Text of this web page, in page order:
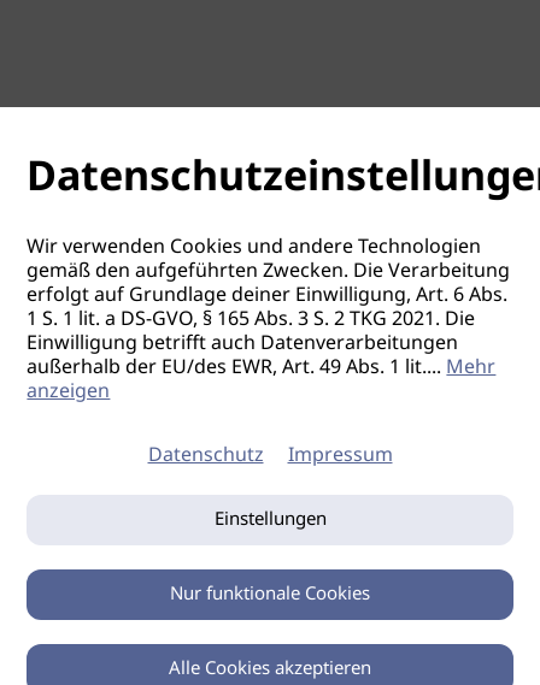
Wir verwenden Cookies und andere Technologien
gemäß den aufgeführten Zwecken. Die Verarbeitung
erfolgt auf Grundlage deiner Einwilligung, Art. 6 Abs.
1 S. 1 lit. a DS-GVO, § 165 Abs. 3 S. 2 TKG 2021. Die
Einwilligung betrifft auch Datenverarbeitungen
außerhalb der EU/des EWR, Art. 49 Abs. 1 lit....Mehr
anzeigen
Datenschutz Impressum
Einstellungen
Nur funktionale Cookies
Alle Cookies akzeptieren